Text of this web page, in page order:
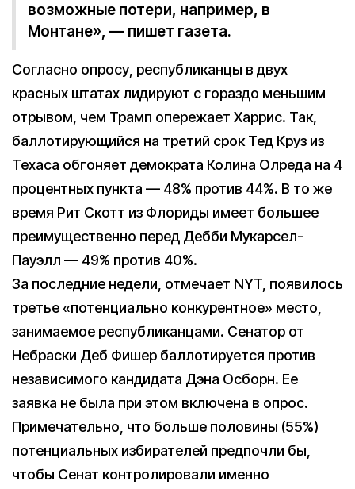
возможные потери, например, в
Монтане», — пишет газета.
Согласно опросу, республиканцы в двух
красных штатах лидируют с гораздо меньшим
отрывом, чем Трамп опережает Харрис. Так,
баллотирующийся на третий срок Тед Круз из
Техаса обгоняет демократа Колина Олреда на 4
процентных пункта — 48% против 44%. В то же
время Рит Скотт из Флориды имеет большее
преимущественно перед Дебби Мукарсел-
Пауэлл — 49% против 40%.
За последние недели, отмечает NYT, появилось
третье «потенциально конкурентное» место,
занимаемое республиканцами. Сенатор от
Небраски Деб Фишер баллотируется против
независимого кандидата Дэна Осборн. Ее
заявка не была при этом включена в опрос.
Примечательно, что больше половины (55%)
потенциальных избирателей предпочли бы,
чтобы Сенат контролировали именно